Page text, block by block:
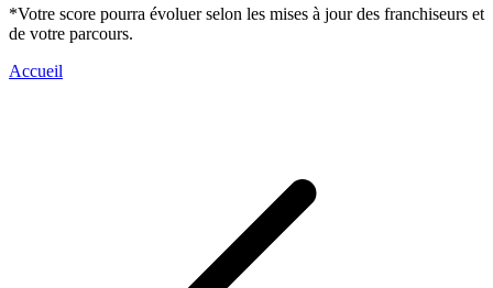
*Votre score pourra évoluer selon les mises à jour des franchiseurs et
de votre parcours.
Accueil